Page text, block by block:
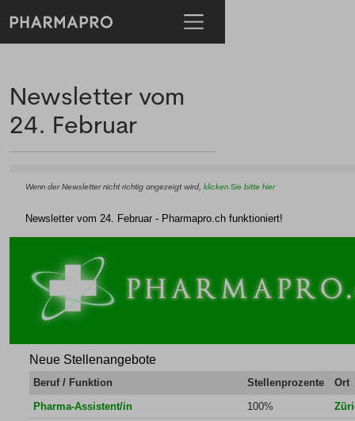
Newsletter vom
24. Februar
Wenn der Newsletter nicht richtig angezeigt wird, klicken Sie bitte hier
Newsletter vom 24. Februar - Pharmapro.ch funktioniert!
Neue Stellenangebote
Beruf / Funktion Stellenprozente
Ort
Pharma-Assistent/in
100%